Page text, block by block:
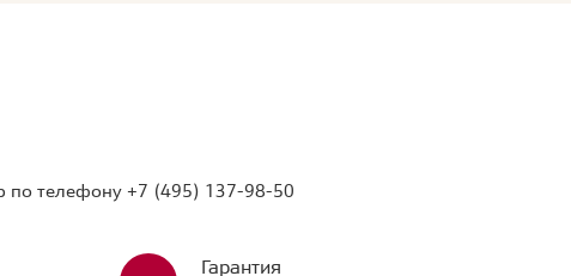
по телефону +7 (495) 137-98-50
Гарантия